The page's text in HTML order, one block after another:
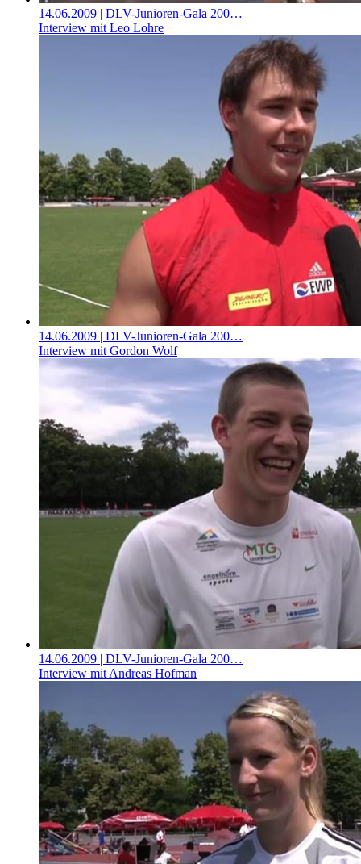
14.06.2009 | DLV-Junioren-Gala 200…
Interview mit Leo Lohre
14.06.2009 | DLV-Junioren-Gala 200…
Interview mit Gordon Wolf
14.06.2009 | DLV-Junioren-Gala 200…
Interview mit Andreas Hofman